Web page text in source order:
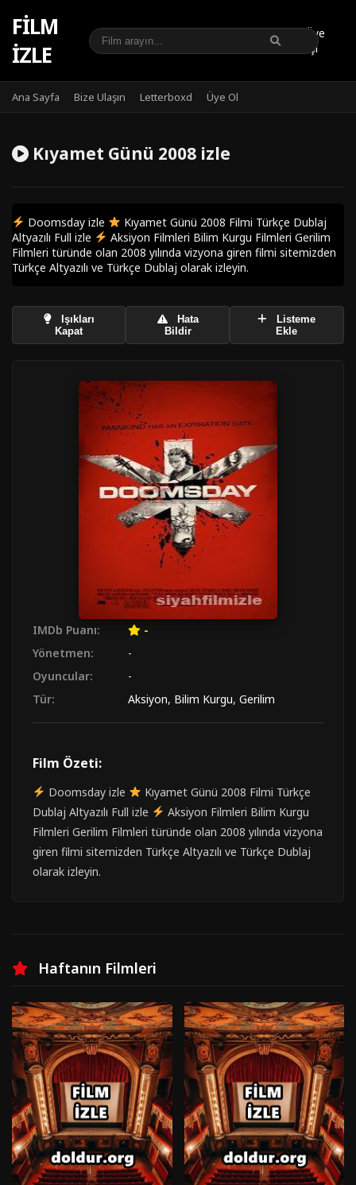
FILM
IZLE
Üye
Girişi
Ana Sayfa Bize Ulaşın Letterboxd Üye Ol
Kıyamet Günü 2008 izle
Doomsday izle
Kıyamet Günü 2008 Filmi Türkçe Dublaj
Altyazılı Full izle
Aksiyon Filmleri Bilim Kurgu Filmleri Gerilim
Filmleri türünde olan 2008 yılında vizyona giren filmi sitemizden
Türkçe Altyazılı ve Türkçe Dublaj olarak izleyin.
Işıkları
Kapat
Hata
Bildir
Listeme
Ekle
IMDb Puanı:
-
Yönetmen:
-
Oyuncular:
-
Tür:
Aksiyon, Bilim Kurgu, Gerilim
Film Özeti:
Doomsday izle
Kıyamet Günü 2008 Filmi Türkçe
Dublaj Altyazılı Full izle
Aksiyon Filmleri Bilim Kurgu
Filmleri Gerilim Filmleri türünde olan 2008 yılında vizyona
giren filmi sitemizden Türkçe Altyazılı ve Türkçe Dublaj
olarak izleyin.
Haftanın Filmleri